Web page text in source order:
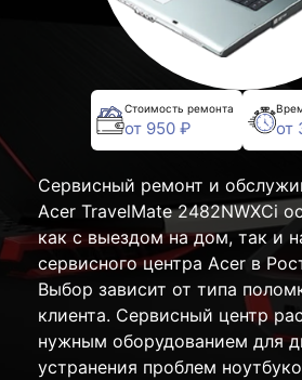
Стоимость ремонта
от 950 ₽ от
Сервисный ремонт и
Acer TravelMate 2482NWXCi
как с выездом на дом, так и
сервисного центра Acer в
Выбор зависит от типа
клиента. Сервисный центр
нужным оборудованием для
устранения проблем